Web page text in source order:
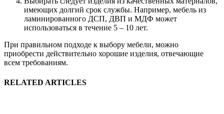
имеющих долгий срок службы. Например, мебель из
ламинированного ДСП, ДВП и МДФ может
использоваться в течение 5 – 10 лет.
При правильном подходе к выбору мебели, можно
приобрести действительно хорошие изделия, отвечающие
всем требованиям.
RELATED ARTICLES